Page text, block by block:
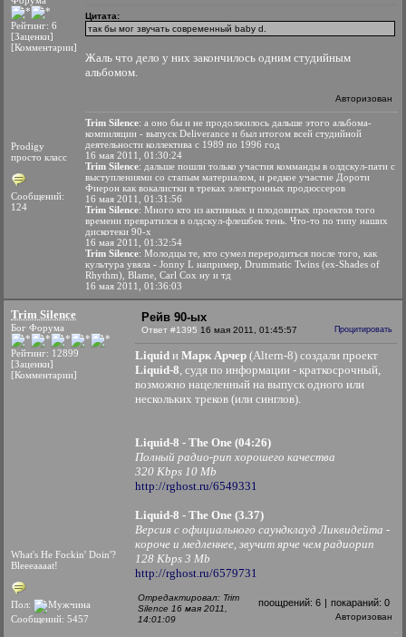
Рейтинг: 6
[Заценки]
[Комментарии]
Prodigy
просто класс
Сообщений:
124
Цитата:
так бы мог звучать современный baby d.
Жаль что дело у них закончилось одним студийным
альбомом.
Авторизован
Trim Silence: а оно бы и не продолжилось дальше этого альбома-
компиляции - выпуск Deliverance и был итогом всей студийной
деятельности коллектива с 1989 по 1996 год
16 мая 2011, 01:30:24
Trim Silence: дальше пошли только участия комманды в олдскул-пати с
выступлениями со стапым материалом, и редкое участие Дороти
Фиерон как вокалистки в треках электронных продюссеров
16 мая 2011, 01:31:56
Trim Silence: Много кто из активных и плодовитых проектов того
времени превратился в олдскул-флешбек тень. Что-то по типу наших
дискотеки 90-х
16 мая 2011, 01:32:54
Trim Silence: Молодцы те, кто сумел переродиться после того, как
культура увяла - Jonny L например, Drummatic Twins (ex-Shades of
Rhythm), Blame, Carl Cox ну и тд
16 мая 2011, 01:36:03
Trim Silence
Бог Форума
Рейтинг: 12899
[Заценки]
[Комментарии]
What's He Fockin' Doin'?
Bleeeaaaat!
Пол:
Сообщений: 5457
Рейв 90-ых
Ответ #1395 16 мая 2011, 01:45:57 Процитировать
Liquid и Марк Арчер (Altern-8) создали проект
Liquid-8, судя по информации - краткосрочный,
возможно нацеленный на выпуск одного или
нескольких треков (или синглов).
Liquid-8 - The One (04:26)
Полный радио-рип хорошего качества
320 Kbps 10 Mb
http://rghost.ru/6549331
Liquid-8 - The One (3.37)
Версия с официального саундклауд Ликвидейта -
короче и медленнее, звучит ярче чем радиорип
128 Kbps 3 Mb
http://rghost.ru/6579731
Отредактировал: Trim
Silence 16 мая 2011,
14:01:09
поощрений: 6 | покараний: 0
Авторизован